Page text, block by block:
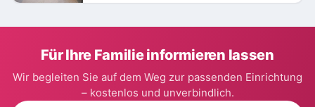
Für Ihre Familie informieren lassen
Wir begleiten Sie auf dem Weg zur passenden Einrichtung
– kostenlos und unverbindlich.